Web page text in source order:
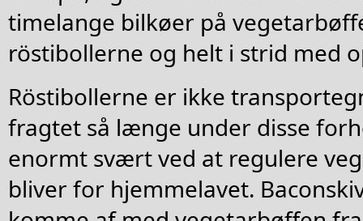
timelange bilkøer på
röstibollerne og helt i strid med
Röstibollerne er ikke
fragtet så længe under disse
enormt svært ved at regulere
bliver for hjemmelavet.